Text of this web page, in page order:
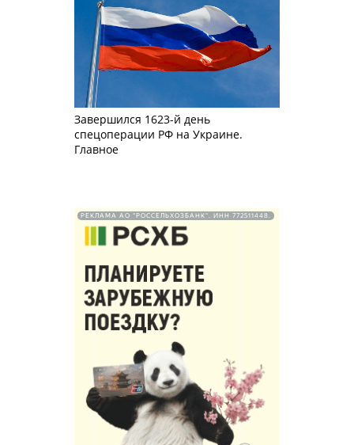
Завершился 1623-й день
спецоперации РФ на Украине.
Главное
РЕКЛАМА АО "РОССЕЛЬХОЗБАНК". ИНН 772511448.